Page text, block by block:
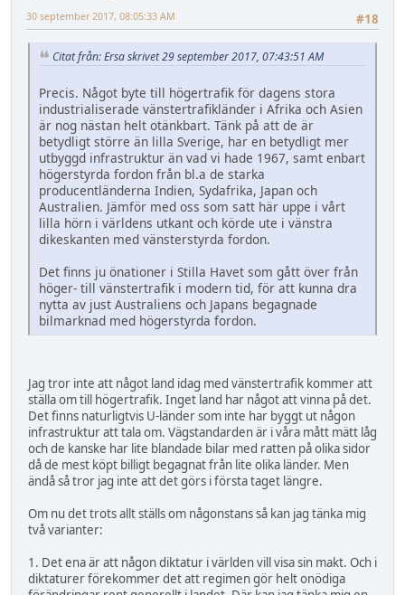
#18
30 september 2017, 08:05:33 AM
Citat från: Ersa skrivet 29 september 2017, 07:43:51 AM
Precis. Något byte till högertrafik för dagens stora
industrialiserade vänstertrafikländer i Afrika och Asien
är nog nästan helt otänkbart. Tänk på att de är
betydligt större än lilla Sverige, har en betydligt mer
utbyggd infrastruktur än vad vi hade 1967, samt enbart
högerstyrda fordon från bl.a de starka
producentländerna Indien, Sydafrika, Japan och
Australien. Jämför med oss som satt här uppe i vårt
lilla hörn i världens utkant och körde ute i vänstra
dikeskanten med vänsterstyrda fordon.
Det finns ju önationer i Stilla Havet som gått över från
höger- till vänstertrafik i modern tid, för att kunna dra
nytta av just Australiens och Japans begagnade
bilmarknad med högerstyrda fordon.
Jag tror inte att något land idag med vänstertrafik kommer att
ställa om till högertrafik. Inget land har något att vinna på det.
Det finns naturligtvis U-länder som inte har byggt ut någon
infrastruktur att tala om. Vägstandarden är i våra mått mätt låg
och de kanske har lite blandade bilar med ratten på olika sidor
då de mest köpt billigt begagnat från lite olika länder. Men
ändå så tror jag inte att det görs i första taget längre.
Om nu det trots allt ställs om någonstans så kan jag tänka mig
två varianter:
1. Det ena är att någon diktatur i världen vill visa sin makt. Och i
diktaturer förekommer det att regimen gör helt onödiga